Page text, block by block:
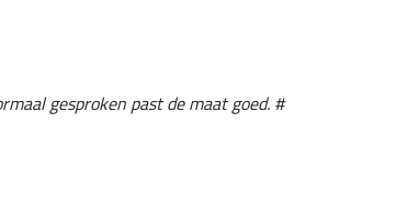
gesproken past de maat goed. #